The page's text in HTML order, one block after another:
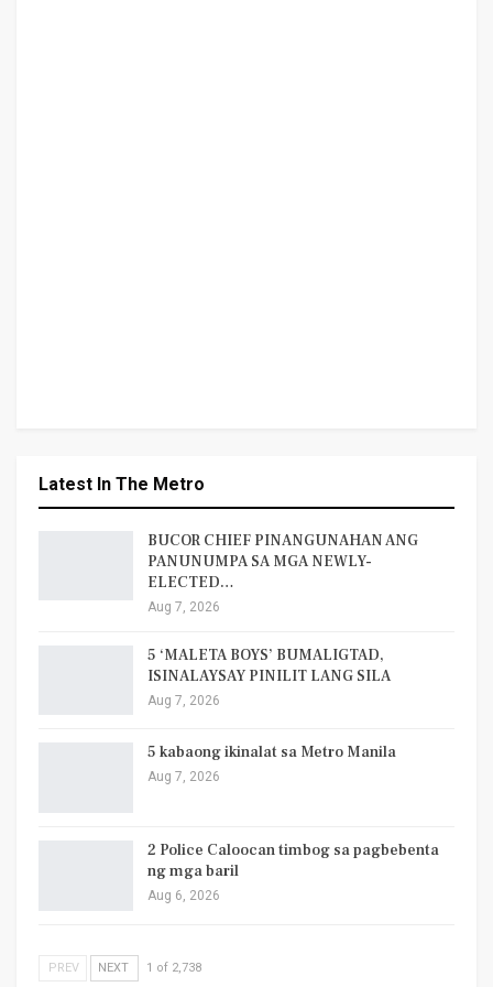
Latest In The Metro
BUCOR CHIEF PINANGUNAHAN ANG
PANUNUMPA SA MGA NEWLY-
ELECTED…
Aug 7, 2026
5 ‘MALETA BOYS’ BUMALIGTAD,
ISINALAYSAY PINILIT LANG SILA
Aug 7, 2026
5 kabaong ikinalat sa Metro Manila
Aug 7, 2026
2 Police Caloocan timbog sa pagbebenta
ng mga baril
Aug 6, 2026
PREV NEXT 1 of 2,738